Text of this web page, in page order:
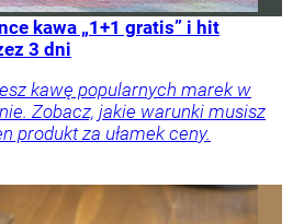
kawa „1+1 gratis” i hit
3 dni
kawę popularnych marek w
Zobacz, jakie warunki musisz
produkt za ułamek ceny.